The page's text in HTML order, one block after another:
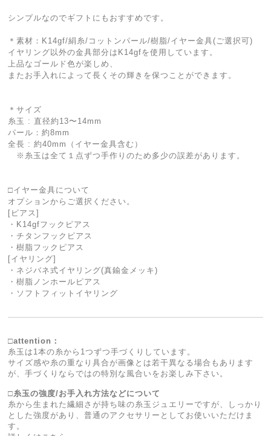
シンプルなのでギフトにもおすすめです。
＊素材：K14gf/絹糸/コットンパール/樹脂/イヤー金具(ご選択可)
イヤリング以外の金具部分はK14gfを使用しています。
上品なゴールド色が楽しめ、
またお手入れによって長くその輝きを保つことができます。
＊サイズ
糸玉 : 直径約13〜14mm
パール：約8mm
全長 : 約40mm（イヤー金具含む）
※糸玉は全て１点ずつ手作りのため多少の誤差があります。
□イヤー金具について
オプションからご選択ください。
[ピアス]
・K14gfフックピアス
・チタンフックピアス
・樹脂フックピアス
[イヤリング]
・ネジバネ式イヤリング(真鍮金メッキ)
・樹脂ノンホールピアス
・ソフトフィットイヤリング
□attention：
糸玉は1本の糸から1つずつ手づくりしています。
サイズ感や糸の重なり具合が画像とは若干異なる場合もあります
が、手づくりならではの特別な風合いをお楽しみ下さい。
□糸玉の強度/お手入れ方法などについて
糸から生まれた繊細さが持ち味の糸玉ジュエリーですが、しっかり
とした強度があり、普通のアクセサリーとしてお使いいただけま
す。